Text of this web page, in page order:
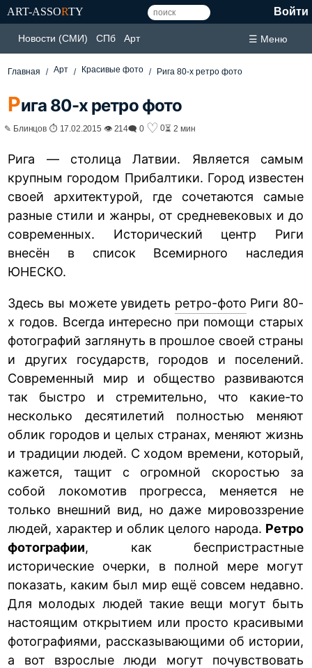
ART-ASSORTY Войти
Новости (СМИ) СПб Арт ☰ Меню
Главная Арт Красивые фото Рига 80-х ретро фото
Рига 80-х ретро фото
✎ Блинцов ⏱ 17.02.2015 👁 214🗨 0 ♡ 0⏳ 2 мин
Рига — столица Латвии. Является самым
крупным городом Прибалтики. Город известен
своей архитектурой, где сочетаются самые
разные стили и жанры, от средневековых и до
современных. Исторический центр Риги
внесён в список Всемирного наследия
ЮНЕСКО.
Здесь вы можете увидеть ретро-фото Риги 80-
х годов. Всегда интересно при помощи старых
фотографий заглянуть в прошлое своей страны
и других государств, городов и поселений.
Современный мир и общество развиваются
так быстро и стремительно, что какие-то
несколько десятилетий полностью меняют
облик городов и целых странах, меняют жизнь
и традиции людей. С ходом времени, который,
кажется, тащит с огромной скоростью за
собой локомотив прогресса, меняется не
только внешний вид, но даже мировоззрение
людей, характер и облик целого народа. Ретро
фотографии, как беспристрастные
исторические очерки, в полной мере могут
показать, каким был мир ещё совсем недавно.
Для молодых людей такие вещи могут быть
настоящим открытием или просто красивыми
фотографиями, рассказывающими об истории,
а вот взрослые люди могут почувствовать